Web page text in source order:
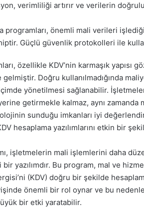
verimliliği artırır ve verilerin
programları, önemli mali verileri
Güçlü güvenlik protokolleri ile
özellikle KDV’nin karmaşık yapısı
Doğru kullanılmadığında
yönetilmesi sağlanabilir.
getirmekle kalmaz, aynı zamanda
sunduğu imkanları iyi
hesaplama yazılımlarını etkin bir
işletmelerin mali işlemlerini daha
yazılımdır. Bu program, mal ve
(KDV) doğru bir şekilde
önemli bir rol oynar ve bu
bir etki yaratabilir.